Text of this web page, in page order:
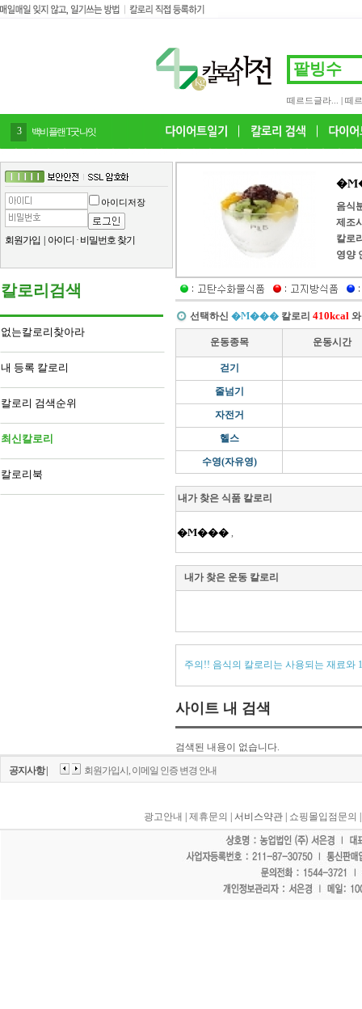
떼르드글라... 떼
4 감말랭이
아이디저장
회원가입 아이디 · 비밀번호 찾기
칼로리검색
없는칼로리찾아라
내 등록 칼로리
칼로리 검색순위
최신칼로리
칼로리북
음식
제조
칼로
영양
선택하신 �Ϻ��� 칼로리 410kcal
운동종목 운동시간
걷기
줄넘기
자전거
헬스
수영(자유영)
내가 찾은 식품 칼로리
�Ϻ��� ,
내가 찾은 운동 칼로리
주의!! 음식의 칼로리는 사용되는 재료와
사이트 내 검색
검색된 내용이 없습니다.
공지사항 | 회원가입시, 이메일 인증 변경 안내
광고안내 제휴문의 | 서비스약관 | 쇼핑몰입점문의
"홈페이지 모든 게시물에